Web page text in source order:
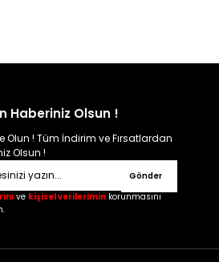
Haberiniz Olsun !
Olun ! Tüm İndirim ve Fırsatlardan
Olsun !
Gönder
ve kişisel verileriminkorunmasını